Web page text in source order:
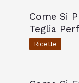
Come Si
Teglia
Ricette